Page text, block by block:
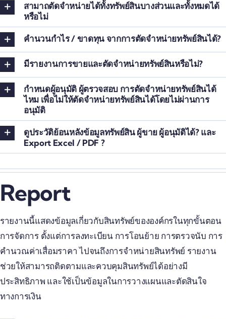
สามาถตัดจำหน่ายได้ทั้งทรัพย์สินบางส่วนและทั้งหมดได้
หรือไม่
คำนวนกำไร / ขาดทุน จากการตัดจำหน่ายทรัพย์สินได้?
มีรายงานการขายและตัดจำหน่ายทรัพย์สินหรือไม่?
กำหนดผู้อนุมัติ ผู้ตรวจสอบ การตัดจำหน่ายทรัพย์สินได้
ไหม เพื่อไม่ให้ตัดจำหน่ายทรัพย์สินได้โดยไม่ผ่านการ
อนุมัติ
ดูประวัติย้อนหลังข้อมูลทรัพย์สิน ผู้ขาย ผู้อนุมัติได้? และ
Export Excel / PDF ?
Report
รายงานนี้แสดงข้อมูลเกี่ยวกับสินทรัพย์ขององค์กรในทุกขั้นตอน
การจัดการ ตั้งแต่การลงทะเบียน การโอนย้าย การตรวจนับ การ
คำนวณค่าเสื่อมราคา ไปจนถึงการจำหน่ายสินทรัพย์ รายงาน
ช่วยให้สามารถติดตามและควบคุมสินทรัพย์ได้อย่างมี
ประสิทธิภาพ และใช้เป็นข้อมูลในการวางแผนและตัดสินใจ
ทางการเงิน